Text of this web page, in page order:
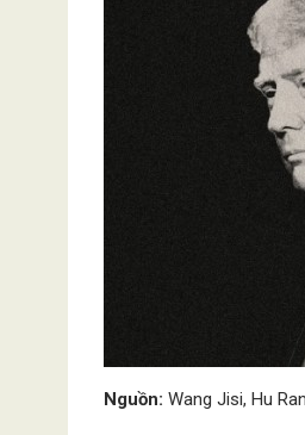
Nguồn: Wang Jisi, Hu